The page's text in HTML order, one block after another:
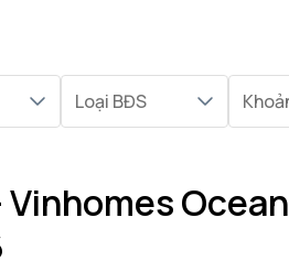
Loại BĐS
Vinhomes